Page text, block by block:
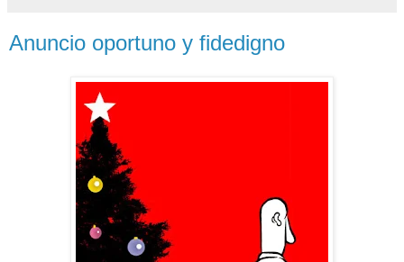
Anuncio oportuno y fidedigno